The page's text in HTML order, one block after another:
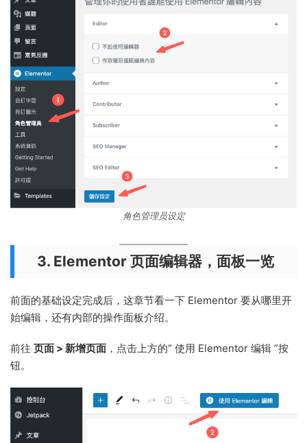
角色管理员设定
3. Elementor 页面编辑器，面板一览
前面的基础设定完成后，这章节看一下 Elementor 要从哪里开
始编辑，还有内部的操作面板介绍。
前往 页面 > 新增页面 ，点击上方的“ 使用 Elementor 编辑 ”按
钮。